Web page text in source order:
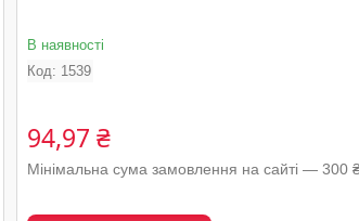
В наявності
Код: 1539
94,97 ₴
Мінімальна сума замовлення на сайті — 300